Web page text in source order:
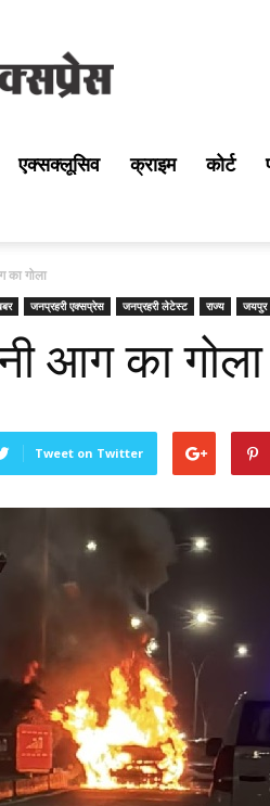
एक्सक्लूसिव क्राइम कोर्ट
का गोला
जनप्रहरी एक्सप्रेस जनप्रहरी लेटेस्ट राज्य जयपुर
आग का गोला
Tweet on Twitter